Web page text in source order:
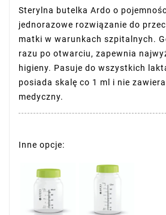
Sterylna butelka Ardo o
jednorazowe rozwiązanie do
matki w warunkach szpitalnych.
razu po otwarciu, zapewnia
higieny. Pasuje do wszystkich
posiada skalę co 1 ml i nie
medyczny.
Inne opcje: